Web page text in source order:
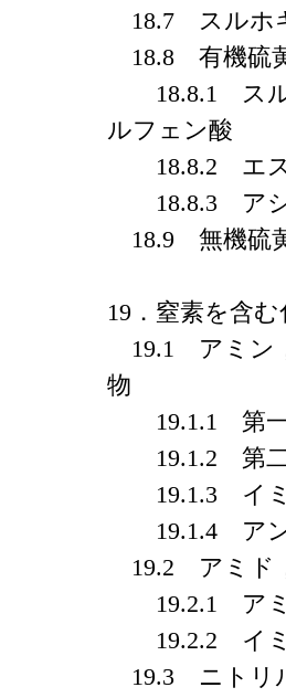
18.7 スルホ
18.8 有機硫
18.8.1 スル
ルフェン酸
18.8.2 エス
18.8.3 アシ
18.9 無機硫
19．窒素を含
19.1 アミン
物
19.1.1 第一
19.1.2 第二
19.1.3 イ
19.1.4 アン
19.2 アミド
19.2.1 ア
19.2.2 イ
19.3 ニトリ